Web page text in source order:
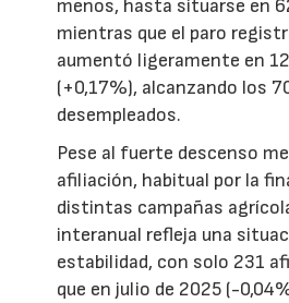
menos, hasta situarse en
mientras que el paro
aumentó ligeramente en
(+0,17%), alcanzando los
desempleados.
Pese al fuerte descenso
afiliación, habitual por la
distintas campañas
interanual refleja una
estabilidad, con solo 231
que en julio de 2025 (-